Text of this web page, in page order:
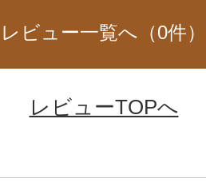
レビュー一覧へ（0件）
レビューTOPへ